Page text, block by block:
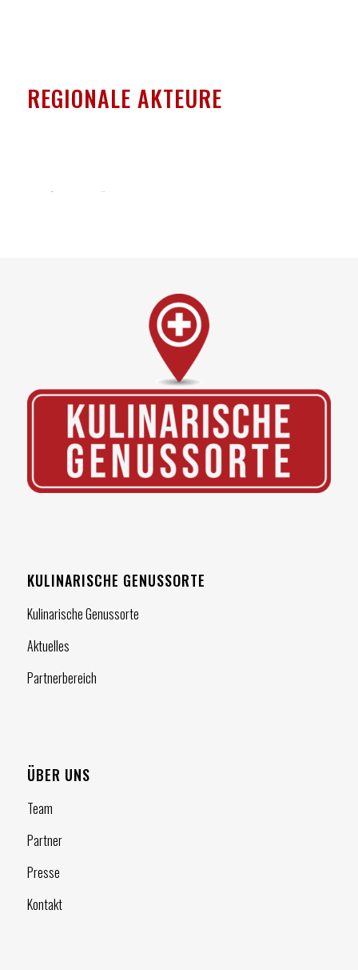
REGIONALE AKTEURE
KULINARISCHE GENUSSORTE
Kulinarische Genussorte
Aktuelles
Partnerbereich
ÜBER UNS
Team
Partner
Presse
Kontakt